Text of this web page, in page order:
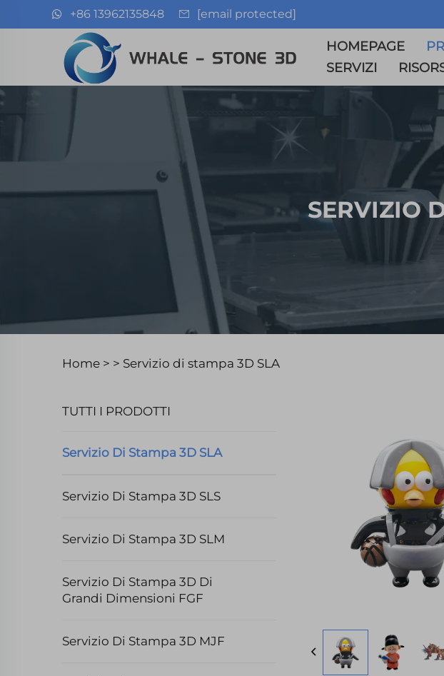
+86 13962135848 [email protected]
HOMEPAGE
SERVIZI
SERVIZIO
Home > > Servizio di stampa 3D SLA
TUTTI I PRODOTTI
Servizio Di Stampa 3D SLA
Servizio Di Stampa 3D SLS
Servizio Di Stampa 3D SLM
Servizio Di Stampa 3D Di
Grandi Dimensioni FGF
Servizio Di Stampa 3D MJF